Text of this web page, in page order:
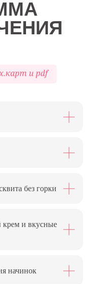
без горки
и вкусные
начинок